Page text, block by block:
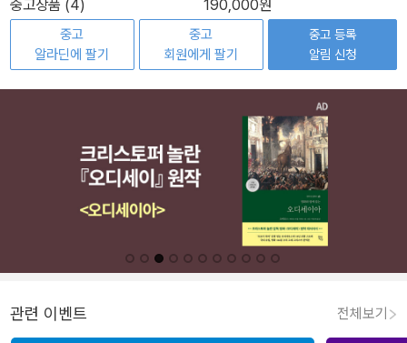
중고상품 (4) 190,000원
중고
알라딘에 팔기
중고
회원에게 팔기
중고 등록
알림 신청
관련 이벤트 전체보기